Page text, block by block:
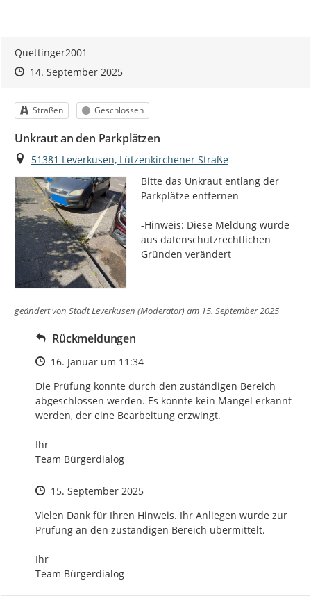
Quettinger2001
Zeitpunkt des Erstellens
Zeitpunkt des Erstellens
14. September 2025Zur Äußerung
Kategorie
Straßen Status
Geschlossen
Unkraut an den Parkplätzen
Ort
51381 Leverkusen, Lützenkirchener Straße
Bitte das Unkraut entlang der
Parkplätze entfernen
-Hinweis: Diese Meldung wurde
aus datenschutzrechtlichen
Gründen verändert
geändert von Stadt Leverkusen (Moderator)am 15. September 2025
Rückmeldungen
Zeitpunkt des Erstellens
16. Januar um 11:34
Die Prüfung konnte durch den zuständigen Bereich
abgeschlossen werden. Es konnte kein Mangel erkannt
werden, der eine Bearbeitung erzwingt.
Ihr
Team Bürgerdialog
Zeitpunkt des Erstellens
15. September 2025
Vielen Dank für Ihren Hinweis. Ihr Anliegen wurde zur
Prüfung an den zuständigen Bereich übermittelt.
Ihr
Team Bürgerdialog